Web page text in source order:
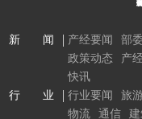
新 闻
产经要闻 部
政策动态
产
快讯
行 业
行业要闻 旅
物流
通信